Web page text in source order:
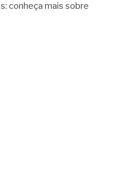
conheça mais sobre